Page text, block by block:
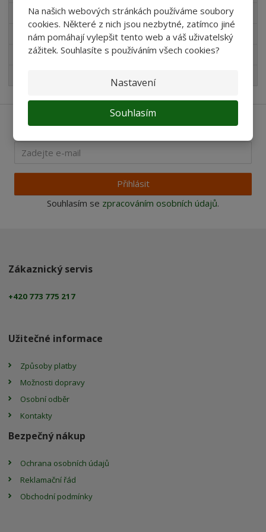
Na našich webových stránkách používáme soubory
cookies. Některé z nich jsou nezbytné, zatímco jiné
nám pomáhají vylepšit tento web a váš uživatelský
zážitek. Souhlasíte s používáním všech cookies?
Nastavení
Souhlasím
Novinky v sortimentu
Produkty pro akvaristy
Pro děti
Ať vám nic neunikne
Přihlásit
Souhlasím se zpracováním osobních údajů.
Zákaznický servis
+420 773 775 217
Užitečné informace
Způsoby platby
Možnosti dopravy
Osobní odběr
Kontakty
Bezpečný nákup
Ochrana osobních údajů
Reklamační řád
Obchodní podmínky